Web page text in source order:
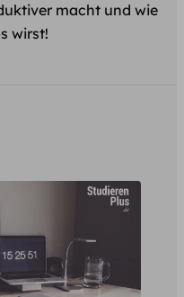
macht und wie
wirst!